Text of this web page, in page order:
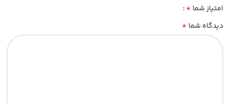
امتیاز شما *
دیدگاه شما *